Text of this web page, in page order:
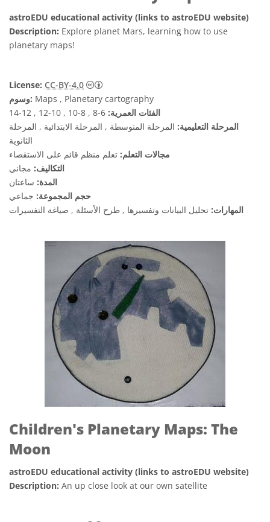
astroEDU educational activity (links to astroEDU website)
Description: Explore planet Mars, learning how to use
planetary maps!
License: CC-BY-4.0
وسوم: Maps , Planetary cartography
الفئات العمرية:
المرحلة التعليمية: المرحلة المتوسطة , المرحلة الابتدائية , المرحلة
الثانوية
مجالات التعلم: تعلم منظم قائم على الاستقصاء
التكاليف: مجاني
المدة: ساعتان
حجم المجموعة: جماعي
المهارات: تحليل البيانات وتفسيرها , طرح الأسئلة , صياغة التفسيرات
Children's Planetary Maps: The
Moon
astroEDU educational activity (links to astroEDU website)
Description: An up close look at our own satellite